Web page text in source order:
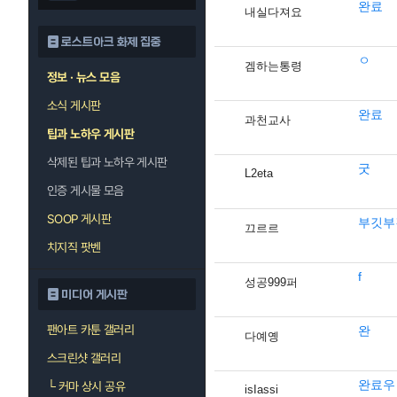
로스트아크 화제 집중
정보 · 뉴스 모음
소식 게시판
팁과 노하우 게시판
삭제된 팁과 노하우 게시판
인증 게시물 모음
SOOP 게시판
치지직 팟벤
미디어 게시판
팬아트 카툰 갤러리
스크린샷 갤러리
└커마 상시 공유
내실다져요 완료
겜하는통령 ㅇ
과천교사 완료
L2eta 굿
끄르르 부깃
성공999퍼 f
다예옝 완
isIassi 완료우